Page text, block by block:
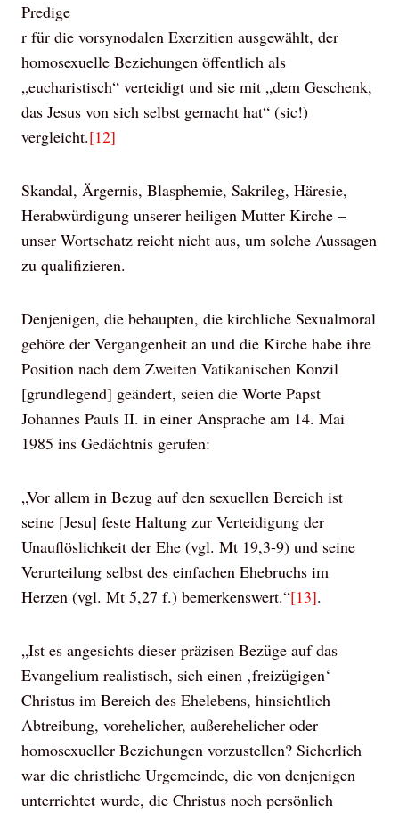
Predige
r für die vorsynodalen Exerzitien ausgewählt, der
homosexuelle Beziehungen öffentlich als
„eucharistisch“ verteidigt und sie mit „dem Geschenk,
das Jesus von sich selbst gemacht hat“ (sic!)
vergleicht.[12]
Skandal, Ärgernis, Blasphemie, Sakrileg, Häresie,
Herabwürdigung unserer heiligen Mutter Kirche –
unser Wortschatz reicht nicht aus, um solche Aussagen
zu qualifizieren.
Denjenigen, die behaupten, die kirchliche Sexualmoral
gehöre der Vergangenheit an und die Kirche habe ihre
Position nach dem Zweiten Vatikanischen Konzil
[grundlegend] geändert, seien die Worte Papst
Johannes Pauls II. in einer Ansprache am 14. Mai
1985 ins Gedächtnis gerufen:
„Vor allem in Bezug auf den sexuellen Bereich ist
seine [Jesu] feste Haltung zur Verteidigung der
Unauflöslichkeit der Ehe (vgl. Mt 19,3-9) und seine
Verurteilung selbst des einfachen Ehebruchs im
Herzen (vgl. Mt 5,27 f.) bemerkenswert.“[13].
„Ist es angesichts dieser präzisen Bezüge auf das
Evangelium realistisch, sich einen ‚freizügigen‘
Christus im Bereich des Ehelebens, hinsichtlich
Abtreibung, vorehelicher, außerehelicher oder
homosexueller Beziehungen vorzustellen? Sicherlich
war die christliche Urgemeinde, die von denjenigen
unterrichtet wurde, die Christus noch persönlich